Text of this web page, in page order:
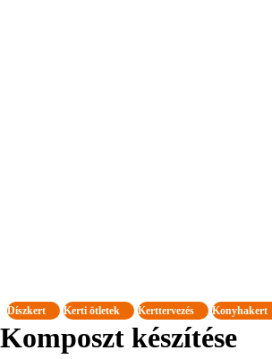
Díszkert Kerti ötletek Kerttervezés Konyhakert
Komposzt készítése